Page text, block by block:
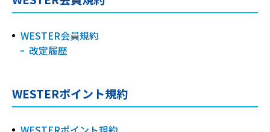
WESTER会員規約
改定履歴
WESTERポイント規約